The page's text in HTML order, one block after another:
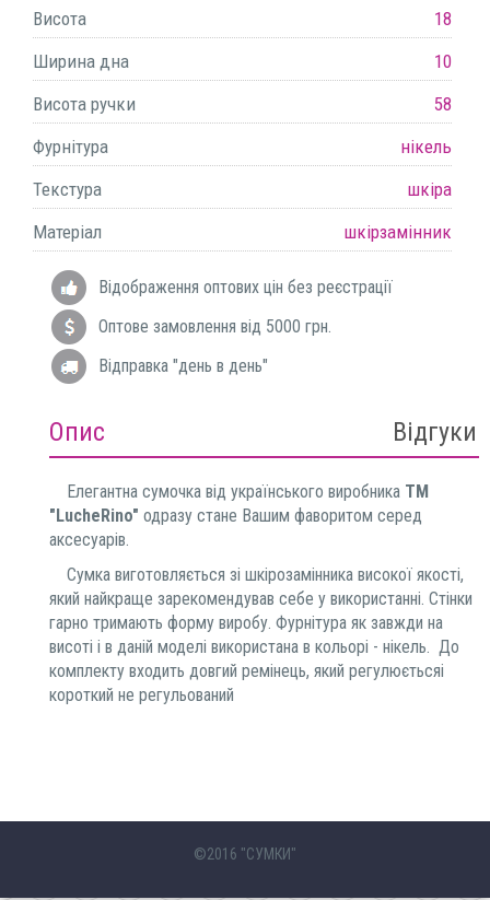
Висота
18
Ширина дна
10
Висота ручки
58
Фурнітура
нікель
Текстура
шкіра
Матеріал
шкірзамінник
Відображення оптових цін без реєстрації
Оптове замовлення від 5000 грн.
Відправка "день в день"
Опис Відгуки
Елегантна сумочка від українського виробника ТМ
"LucheRino" одразу стане Вашим фаворитом серед
аксесуарів.
Сумка виготовляється зі шкірозамінника високої якості,
який найкраще зарекомендував себе у використанні. Стінки
гарно тримають форму виробу. Фурнітура як завжди на
висоті і в даній моделі використана в кольорі - нікель. До
комплекту входить довгий ремінець, який регулюєтьсяі
короткий не регульований
©2016 "СУМКИ"